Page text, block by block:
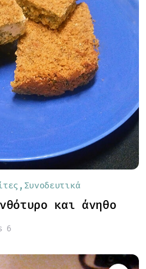
Συνοδευτικά
και άνηθο
6